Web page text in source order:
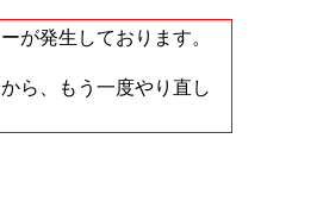
が発生しております。
ら、もう一度やり直し